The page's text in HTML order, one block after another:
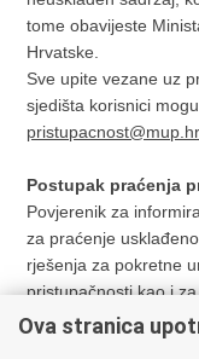
tome obavijeste
Hrvatske.
Sve upite vezane uz
sjedišta korisnici
pristupacnost@mup.hr
Postupak praćenja
Povjerenik za
za praćenje
rješenja za pokretne
pristupačnosti kao i
U slučaju
za povratne
Ova stranica